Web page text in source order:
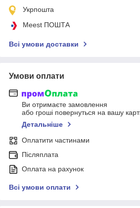
Укрпошта
Meest ПОШТА
Всі умови доставки
Умови оплати
Ви отримаєте замовлення
або гроші повернуться на вашу
Детальніше
Оплатити частинами
Післяплата
Оплата на рахунок
Всі умови оплати